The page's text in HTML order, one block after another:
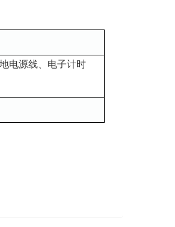
电源线、电子计时